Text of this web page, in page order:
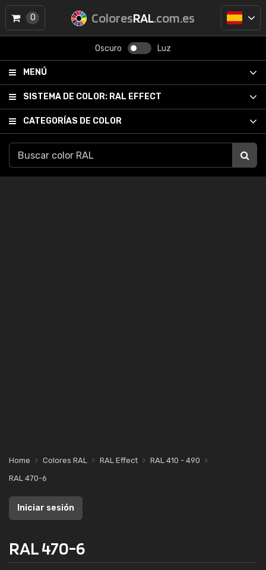
ColoresRAL.com.es
Oscuro Luz
MENÚ
SISTEMA DE COLOR: RAL EFFECT
CATEGORÍAS DE COLOR
0
Home Colores RAL RAL Effect
RAL 410 - 490
RAL 470-6
Iniciar sesión
RAL 470-6